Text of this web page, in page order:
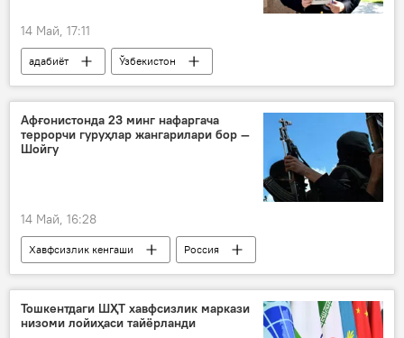
14 Май, 17:11
адабиёт
Ўзбекистон
Абдулла Қодирий
Адлия вазирлиги
суд
Жамият
Афғонистонда 23 минг нафаргача
террорчи гуруҳлар жангарилари бор —
Шойгу
14 Май, 16:28
Хавфсизлик кенгаши
Россия
Марказий Осиё
гиёҳванд моддалар
террорчилар
Жамият
Тошкентдаги ШҲТ хавфсизлик маркази
низоми лойиҳаси тайёрланди